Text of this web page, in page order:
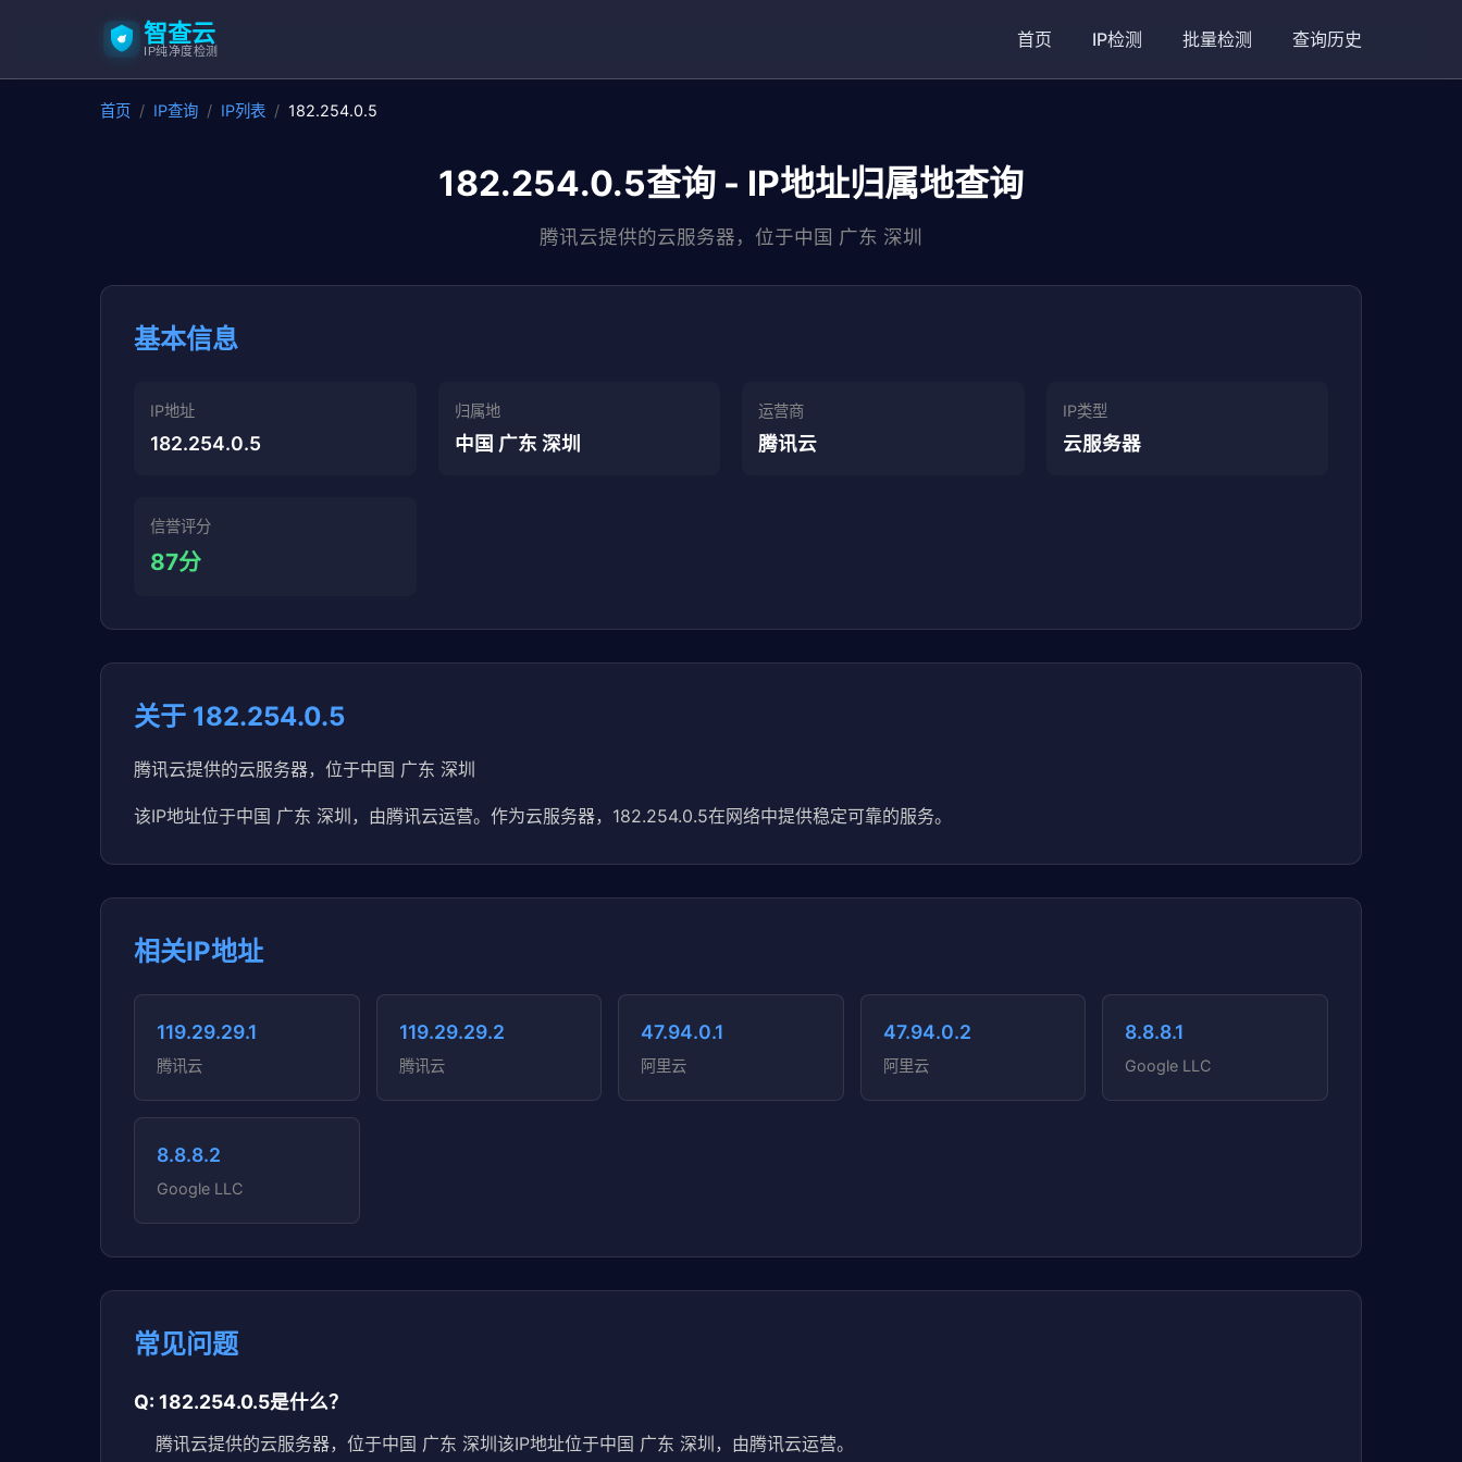
智查云
IP纯净度检测
首页 IP检测 批量检测 查询历史
首页 / IP查询 / IP列表 / 182.254.0.5
182.254.0.5查询 - IP地址归属地查询
腾讯云提供的云服务器，位于中国 广东 深圳
基本信息
IP地址
182.254.0.5
归属地
中国 广东 深圳
运营商
腾讯云
IP类型
云服务器
信誉评分
87分
关于 182.254.0.5
腾讯云提供的云服务器，位于中国 广东 深圳
该IP地址位于中国 广东 深圳，由腾讯云运营。作为云服务器，182.254.0.5在网络中提供稳定可靠的服务。
相关IP地址
119.29.29.1
腾讯云
119.29.29.2
腾讯云
47.94.0.1
阿里云
47.94.0.2
阿里云
8.8.8.1
Google LLC
8.8.8.2
Google LLC
常见问题
Q: 182.254.0.5是什么？
腾讯云提供的云服务器，位于中国 广东 深圳该IP地址位于中国 广东 深圳，由腾讯云运营。